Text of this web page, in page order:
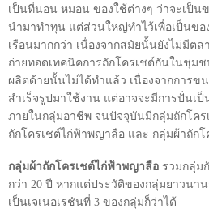
เป็นที่นอน หมอน ของใช้ต่างๆ ว่าจะเป็
นำมาทำทุน แต่ส่วนใหญ่ทำไว้เพื่อเป็นขอ
เรือนมากกว่า เนื่องจากสมัยนั้นยังไม่มีต
ถ่ายทอดเทคนิคการถักโครเชต์กันในชุม
ผลิตด้ายนั้นไม่ได้ทำแล้ว เนื่องจากการข
สำเร็จรูปมาใช้งาน แต่อาจจะมีการปั่นเ
ภายในกลุ่มอาชีพ จนปัจจุบันมีกลุ่มถักโค
ถักโครเชต์ไก่ฟ้าพญาลือ และ กลุ่มผ้าถักโ
กลุ่มผ้าถักโครเชต์ไก่ฟ้าพญาลือ รวมกลุ่ม
กว่า 20 ปี หากแต่ประวัติของกลุ่มยาวนา
เป็นเจเนอเรชันที่ 3 ของกลุ่มก็ว่าได้